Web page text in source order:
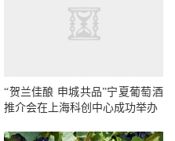
“贺兰佳酿 申城共品”宁夏葡萄酒
推介会在上海科创中心成功举办